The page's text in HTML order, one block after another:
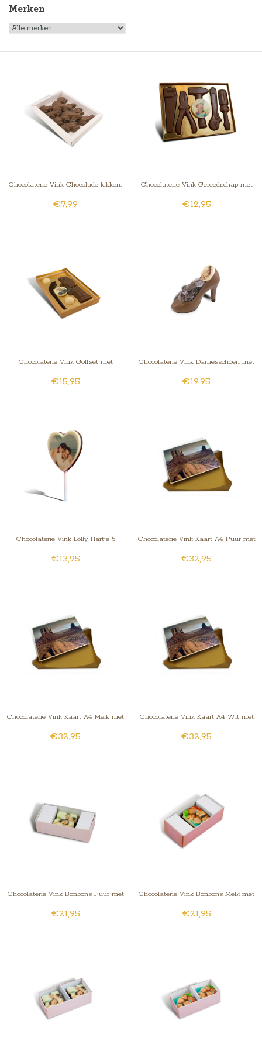
Merken
Chocolaterie Vink Chocolade kikkers
10 stuks
€7,99
Chocolaterie Vink Gereedschap met
Foto/Logo
€12,95
Chocolaterie Vink Golfset met
Foto/Logo
€15,95
Chocolaterie Vink Damesschoen met
Fotorondje/Logo
€19,95
Chocolaterie Vink Lolly Hartje 5
Stuks
€13,95
Chocolaterie Vink Kaart A4 Puur met
Foto/Logo
€32,95
Chocolaterie Vink Kaart A4 Melk met
Foto/Logo
€32,95
Chocolaterie Vink Kaart A4 Wit met
Foto/Logo
€32,95
Chocolaterie Vink Bonbons Puur met
Foto/Logo 1 stuk
€21,95
Chocolaterie Vink Bonbons Melk met
Foto/Logo 1 stuk
€21,95